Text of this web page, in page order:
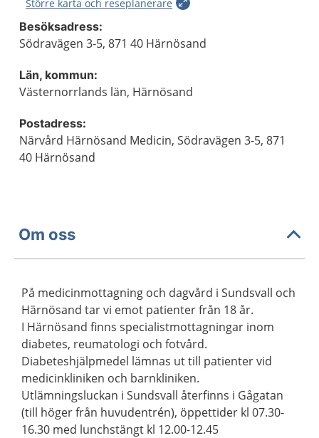
Större karta och reseplanerare
Besöksadress:
Södravägen 3-5, 871 40 Härnösand
Län, kommun:
Västernorrlands län, Härnösand
Postadress:
Närvård Härnösand Medicin, Södravägen 3-5, 871
40 Härnösand
Om oss
På medicinmottagning och dagvård i Sundsvall och
Härnösand tar vi emot patienter från 18 år.
I Härnösand finns specialistmottagningar inom
diabetes, reumatologi och fotvård.
Diabeteshjälpmedel lämnas ut till patienter vid
medicinkliniken och barnkliniken.
Utlämningsluckan i Sundsvall återfinns i Gågatan
(till höger från huvudentrén), öppettider kl 07.30-
16.30 med lunchstängt kl 12.00-12.45